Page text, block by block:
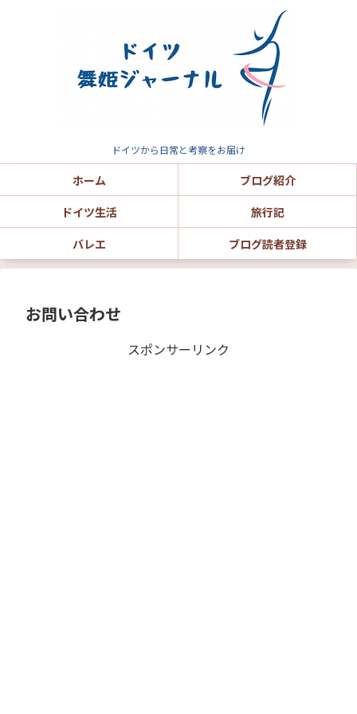
ドイツから日常と考察をお届け
ホーム
ブログ紹介
ドイツ生活
旅行記
バレエ
ブログ読者登録
お問い合わせ
スポンサーリンク